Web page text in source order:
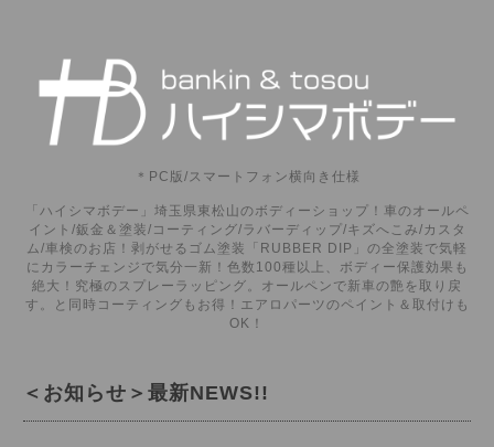
＊PC版/スマートフォン横向き仕様
「ハイシマボデー」埼玉県東松山のボディーショップ！車のオールペ
イント/鈑金＆塗装/コーティング/ラバーディップ/キズへこみ/カスタ
ム/車検のお店！剥がせるゴム塗装「RUBBER DIP」の全塗装で気軽
にカラーチェンジで気分一新！色数100種以上、ボディー保護効果も
絶大！究極のスプレーラッピング。オールペンで新車の艶を取り戻
す。と同時コーティングもお得！エアロパーツのペイント＆取付けも
OK！
＜お知らせ＞最新NEWS!!